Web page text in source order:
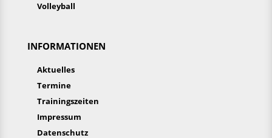
Volleyball
INFORMATIONEN
Aktuelles
Termine
Trainingszeiten
Impressum
Datenschutz